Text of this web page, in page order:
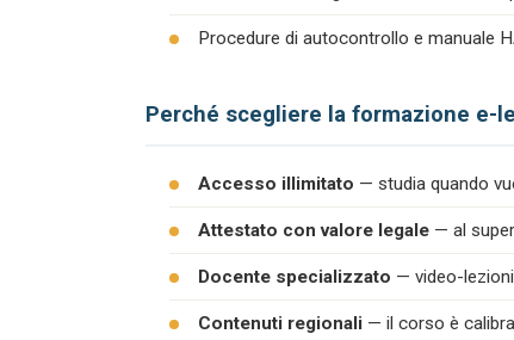
Procedure di autocontrollo e manuale
Perché scegliere la formazione e-
Accesso illimitato — studia quando
Attestato con valore legale — al
Docente specializzato — video-
Contenuti regionali — il corso è